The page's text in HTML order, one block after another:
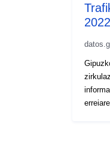
2022